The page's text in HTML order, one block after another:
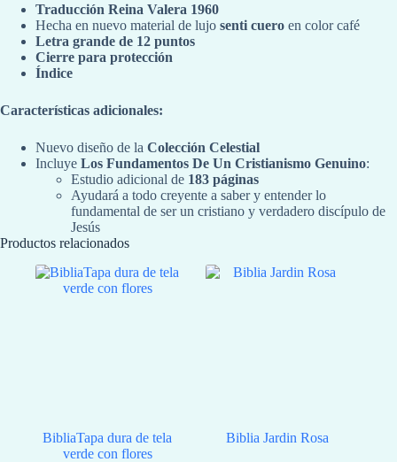
Traducción Reina Valera 1960
Hecha en nuevo material de lujo senti cuero en color café
Letra grande de 12 puntos
Cierre para protección
Índice
Características adicionales:
Nuevo diseño de la Colección Celestial
Incluye Los Fundamentos De Un Cristianismo Genuino:
Estudio adicional de 183 páginas
Ayudará a todo creyente a saber y entender lo
fundamental de ser un cristiano y verdadero discípulo de
Jesús
Productos relacionados
BibliaTapa dura de tela
verde con flores
Biblia Jardin Rosa